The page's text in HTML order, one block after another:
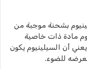
بشحنة موجبة من
مادة ذات خاصية
أن السيلينيوم يكون
للضوء.